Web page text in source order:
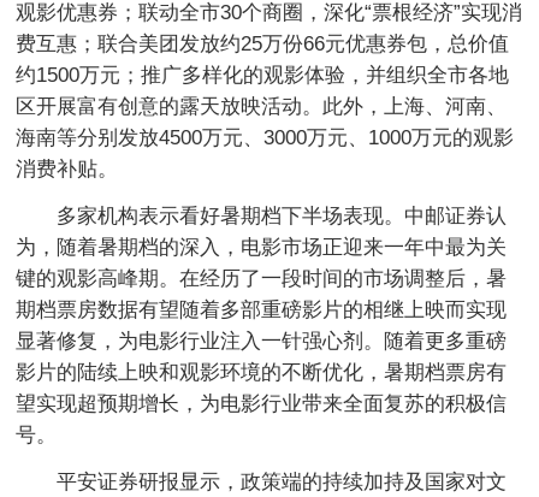
观影优惠券；联动全市30个商圈，深化“票根经济”实现消
费互惠；联合美团发放约25万份66元优惠券包，总价值
约1500万元；推广多样化的观影体验，并组织全市各地
区开展富有创意的露天放映活动。此外，上海、河南、
海南等分别发放4500万元、3000万元、1000万元的观影
消费补贴。
多家机构表示看好暑期档下半场表现。中邮证券认
为，随着暑期档的深入，电影市场正迎来一年中最为关
键的观影高峰期。在经历了一段时间的市场调整后，暑
期档票房数据有望随着多部重磅影片的相继上映而实现
显著修复，为电影行业注入一针强心剂。随着更多重磅
影片的陆续上映和观影环境的不断优化，暑期档票房有
望实现超预期增长，为电影行业带来全面复苏的积极信
号。
平安证券研报显示，政策端的持续加持及国家对文